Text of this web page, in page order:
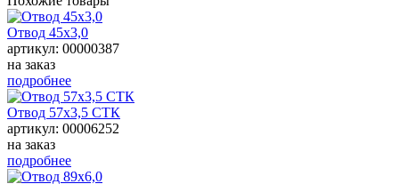
Отвод 45х3,0
артикул: 00000387
на заказ
подробнее
Отвод 57х3,5 СТК
артикул: 00006252
на заказ
подробнее